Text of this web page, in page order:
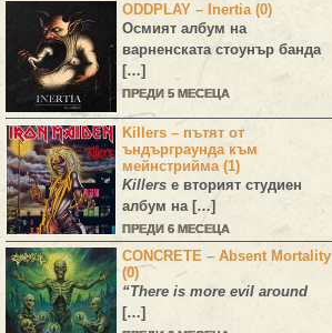
ODDPLAY – Inertia (0)
Осмият албум на
варненската стоунър банда
[…]
ПРЕДИ 5 МЕСЕЦА
Killers – пътят от
ъндърграунда към
мейнстрийма (1)
Killers е вторият студиен
албум на […]
ПРЕДИ 6 МЕСЕЦА
CONCRETE – Absent Mortality
(0)
“There is more evil around
[…]